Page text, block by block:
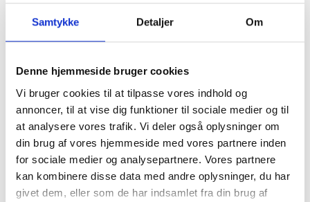
Samtykke Detaljer Om
Denne hjemmeside bruger cookies
Vi bruger cookies til at tilpasse vores indhold og
annoncer, til at vise dig funktioner til sociale medier og til
at analysere vores trafik. Vi deler også oplysninger om
din brug af vores hjemmeside med vores partnere inden
for sociale medier og analysepartnere. Vores partnere
kan kombinere disse data med andre oplysninger, du har
givet dem, eller som de har indsamlet fra din brug af
I samarbejde med kommunen tager den almene sektor
socialt ansvar og løser en række opgaver, blandt andet
med boligsocial anvisning og aftaler om fleksibel udlejning
af de almene boliger.
Almene boliger drives uden profit, så ingen tjener på
huslejen. En del af beboernes husleje går til